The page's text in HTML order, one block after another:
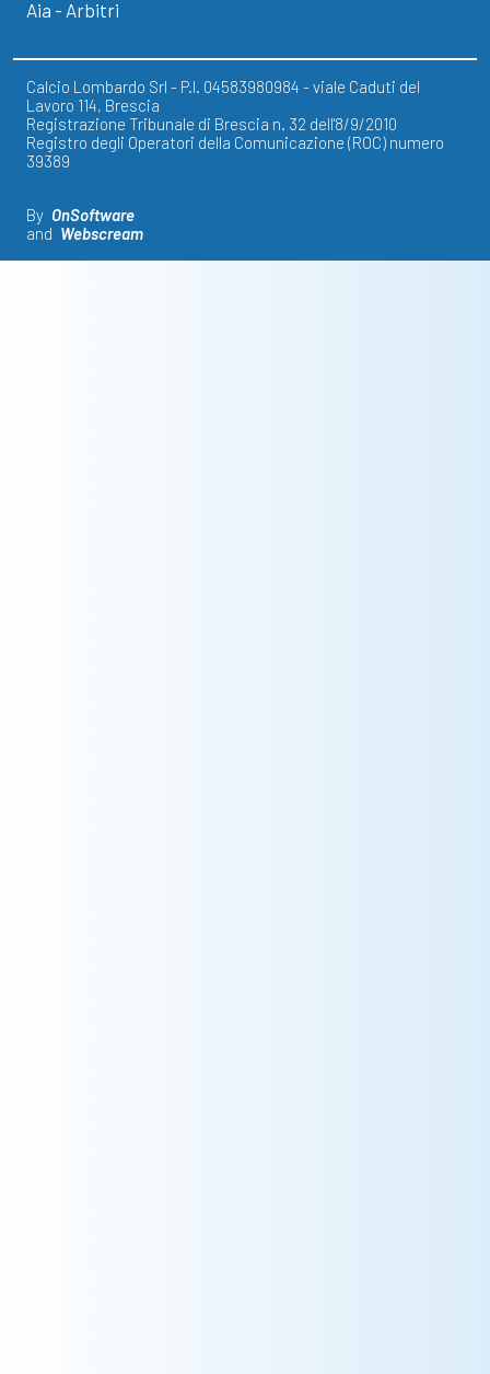
Aia - Arbitri
Calcio Lombardo Srl - P.I. 04583980984 - viale Caduti del
Lavoro 114, Brescia
Registrazione Tribunale di Brescia n. 32 dell'8/9/2010
Registro degli Operatori della Comunicazione (ROC) numero
39389
By OnSoftware
and Webscream